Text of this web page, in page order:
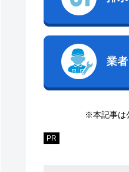
業者
※本記事は
PR